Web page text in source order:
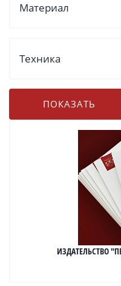
Материал
Техника
ИЗДАТЕЛЬСТВО